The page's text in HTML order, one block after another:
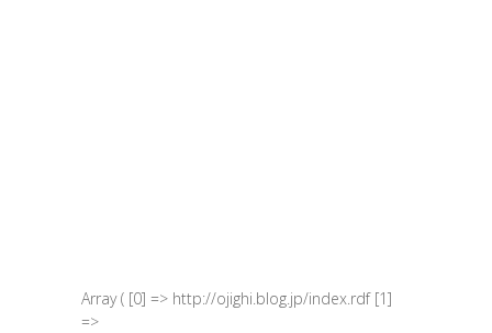
Array ( [0] => http://ojighi.blog.jp/index.rdf [1]
=>